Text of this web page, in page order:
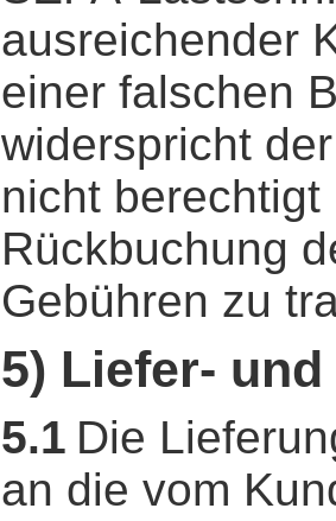
ausreichender
einer falschen
widerspricht
nicht
Rückbuchung
Gebühren zu
5) Liefer-
5.1 Die
an die vom